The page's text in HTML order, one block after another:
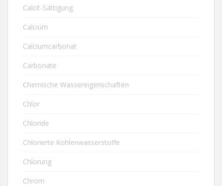
Calcit-Sättigung
Calcium
Calciumcarbonat
Carbonate
Chemische Wassereigenschaften
Chlor
Chloride
Chlorierte Kohlenwasserstoffe
Chlorung
Chrom